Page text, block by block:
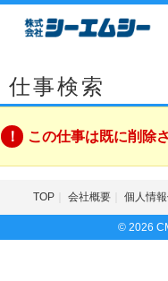
仕事検索
この仕事は既に削除
TOP 会社概要 個人情
© 2026